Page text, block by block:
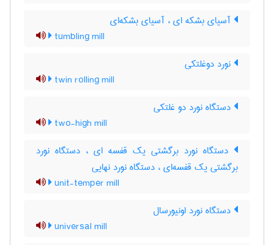
آسیای بشکه ای ، آسیای بشکه‌ای
tumbling mill
نورد دوغلتکی
twin rolling mill
دستگاه نورد دو غلتکی
two-high mill
دستگاه نورد برگشتی یک قفسه ای ، دستگاه نورد
برگشتی یک قفسه‌ای ، دستگاه نورد نهایی
unit-temper mill
دستگاه نورد اونیورسال
universal mill